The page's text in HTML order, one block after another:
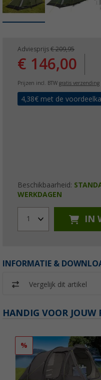
Adviesprijs € 209,95
€ 146,00
Prijzen incl. BTW gratis verzending
4,38€ met de
Beschikbaarheid:
WERKDAGEN
1 IN
INFORMATIE &
Vergelijk dit artikel
HANDIG VOOR JOUW
%